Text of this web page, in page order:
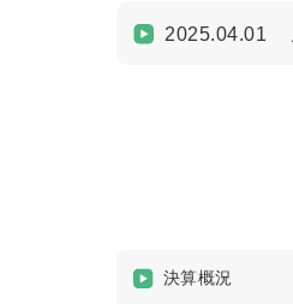
2025.04.01
決算概況